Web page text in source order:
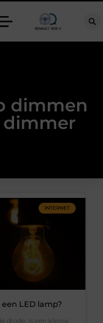
dimmen
INTERNET
LED lamp?
diode, is een kleine,